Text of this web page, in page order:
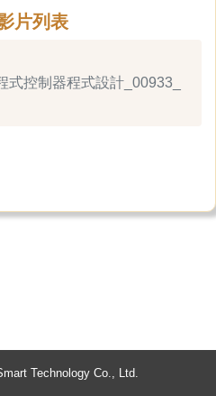
片列表
式控制器程式設計_00933_
Technology Co., Ltd.